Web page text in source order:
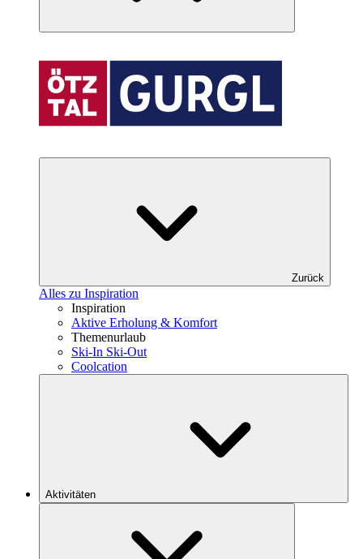
Zurück
Alles zu Inspiration
Inspiration
Aktive Erholung & Komfort
Themenurlaub
Ski-In Ski-Out
Coolcation
Aktivitäten